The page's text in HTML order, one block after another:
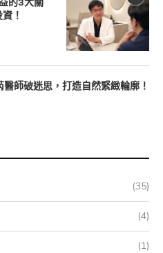
的3大關
！
師破迷思，打造自然緊緻輪廓！
(35)
(4)
(1)